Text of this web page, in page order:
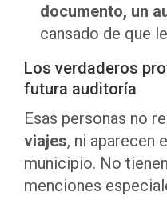
documento, un
cansado de que
Los verdaderos
futura auditoría
Esas personas no
viajes, ni aparecen
municipio. No
menciones